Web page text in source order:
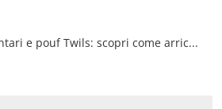
Accessori complementari e pouf Twils: scopri come arricchire i tuoi locali moderni con il modello Pouf Orion.